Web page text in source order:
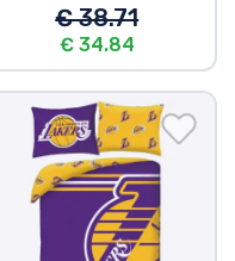
€ 38.71
€ 34.84